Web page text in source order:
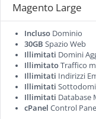
Magento Large
Incluso Dominio
30GB Spazio Web
Illimitati Domini
IllimitatoTraffico
Illimitati Indirizzi
Illimitati
Illimitati Database
cPanel Control